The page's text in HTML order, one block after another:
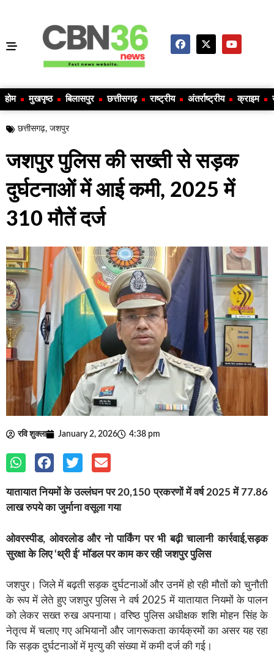
होम मुखपृष्ठ बिलासपुर छत्तीसगढ़ राष्ट्रीय अंतर्राष्ट्रीय क्राइम
छत्तीसगढ़, जशपुर
जशपुर पुलिस की सख्ती से सड़क
दुर्घटनाओं में आई कमी, 2025 में
310 मौतें दर्ज
रवि शुक्ला January 2, 2026 4:38 pm
यातायात नियमों के उल्लंघन पर 20,150 प्रकरणों में वर्ष 2025 में 77.86
लाख रुपये का जुर्माना वसूला गया
ओवरस्पीड, ओवरलोड और नो पार्किंग पर भी बढ़ी चालानी कार्रवाई,सड़क
सुरक्षा के लिए ‘थ्री ई’ मॉडल पर काम कर रही जशपुर पुलिस
जशपुर। जिले में बढ़ती सड़क दुर्घटनाओं और उनमें हो रही मौतों को चुनौती
के रूप में लेते हुए जशपुर पुलिस ने वर्ष 2025 में यातायात नियमों के पालन
को लेकर सख्त रुख अपनाया। वरिष्ठ पुलिस अधीक्षक शशि मोहन सिंह के
नेतृत्व में चलाए गए अभियानों और जागरूकता कार्यक्रमों का असर यह रहा
कि सड़क दुर्घटनाओं में मृत्यु की संख्या में कमी दर्ज की गई।